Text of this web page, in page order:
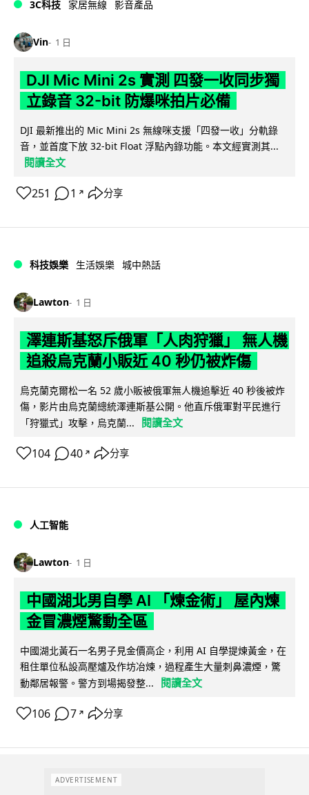
3C科技 家居無線 影音產品
Vin 1 日
DJI Mic Mini 2s 實測 四發一收同步獨
立錄音 32-bit 防爆咪拍片必備
DJI 最新推出的 Mic Mini 2s 無線咪支援「四發一收」分軌錄
音，並首度下放 32-bit Float 浮點內錄功能。本文經實測其...
閱讀全文
251 1 ↗ 分享
科技娛樂 生活娛樂 城中熱話
Lawton 1 日
澤連斯基怒斥俄軍「人肉狩獵」 無人機
追殺烏克蘭小販近 40 秒仍被炸傷
烏克蘭克爾松一名 52 歲小販被俄軍無人機追擊近 40 秒後被炸
傷，影片由烏克蘭總統澤連斯基公開。他直斥俄軍對平民進行
「狩獵式」攻擊，烏克蘭...
閱讀全文
104 40 ↗ 分享
人工智能
Lawton 1 日
中國湖北男自學 AI 「煉金術」 屋內煉
金冒濃煙驚動全區
中國湖北黃石一名男子見金價高企，利用 AI 自學提煉黃金，在
租住單位私設高壓爐及作坊冶煉，過程產生大量刺鼻濃煙，驚
動鄰居報警。警方到場揭發整...
閱讀全文
106 7 ↗ 分享
ADVERTISEMENT